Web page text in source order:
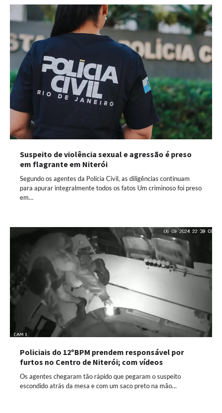
Suspeito de violência sexual e agressão é preso
em flagrante em Niterói
Segundo os agentes da Polícia Civil, as diligências continuam
para apurar integralmente todos os fatos Um criminoso foi preso
em…
Policiais do 12ºBPM prendem responsável por
furtos no Centro de Niterói; com vídeos
Os agentes chegaram tão rápido que pegaram o suspeito
escondido atrás da mesa e com um saco preto na mão…